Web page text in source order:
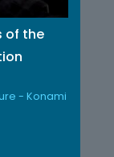
of the
- Konami